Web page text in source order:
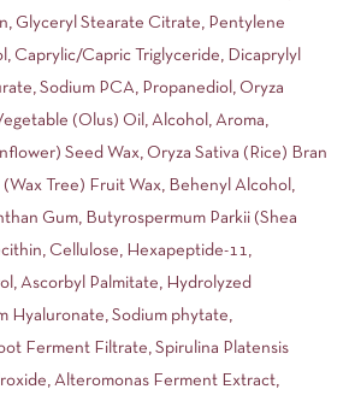
Glyceryl Stearate Citrate, Pentylene
Caprylic/Capric Triglyceride, Dicaprylyl
Sodium PCA, Propanediol, Oryza
(Olus) Oil, Alcohol, Aroma,
Seed Wax, Oryza Sativa (Rice) Bran
(Wax Tree) Fruit Wax, Behenyl Alcohol,
Gum, Butyrospermum Parkii (Shea
Cellulose, Hexapeptide-11,
Ascorbyl Palmitate, Hydrolyzed
Hyaluronate, Sodium phytate,
Ferment Filtrate, Spirulina Platensis
Alteromonas Ferment Extract,